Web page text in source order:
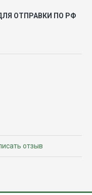
ОТПРАВКИ ПО РФ
отзыв